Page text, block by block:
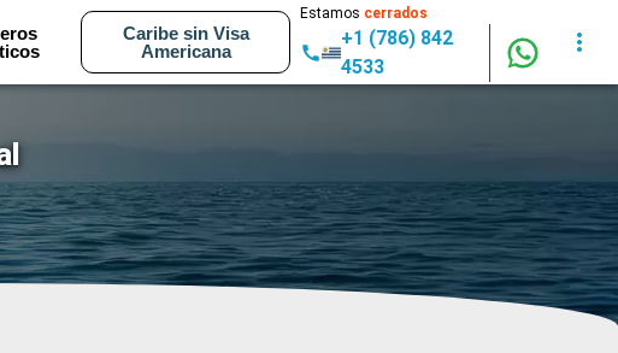
Caribe sin Visa
Americana
Estamos cerrados
+1 (786) 842
4533